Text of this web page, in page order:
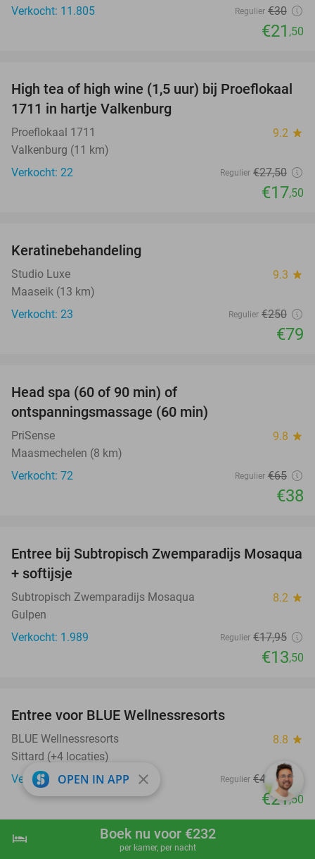
shopping_cart Boek nu
hotel Boek nu voor €232
per kamer, per nacht
Verkocht: 11.805
Regulier €30
€21 ,50
36%
High tea of high wine (1,5 uur) bij Proeflokaal
1711 in hartje Valkenburg
Proeflokaal 1711 9.2 star
Valkenburg (11 km)
Verkocht: 22
Regulier €27,50
€17,50
Keratinebehandeling
Studio Luxe 9.3 star
Maaseik (13 km)
Verkocht: 23
Regulier €250
€79
Head spa (60 of 90 min) of
ontspanningsmassage (60 min)
PriSense 9.8 star
Maasmechelen (8 km)
Verkocht: 72
Regulier €65
€38
25%
Entree bij Subtropisch Zwemparadijs Mosaqua
+ softijsje
Subtropisch Zwemparadijs Mosaqua 8.2 star
Gulpen
Verkocht: 1.989
Regulier €17,95
€13,50
Entree voor BLUE Wellnessresorts
BLUE Wellnessresorts 8.8 star
Sittard (+4 locaties)
Verkocht: 2.501
Regulier €41 ,50
€21,50
favorite_border
OPEN IN APP close